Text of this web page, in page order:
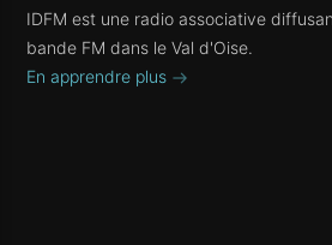
IDFM est une radio associative
bande FM dans le Val d'Oise.
En apprendre plus